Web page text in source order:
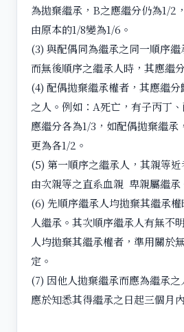
為拋棄繼承，B之應繼分仍為1/2
由原本的1/8變為1/6。
(3) 與配偶同為繼承之同一順序繼
而無後順序之繼承人時，其應繼
(4) 配偶拋棄繼承權者，其應繼
之人。例如：A死亡，有子丙丁
應繼分各為1/3，如配偶拋棄繼承
更為各1/2。
(5) 第一順序之繼承人，其親等近
由次親等之直系血親 卑親屬繼承
(6) 先順序繼承人均拋棄其繼承
人繼承。其次順序繼承人有無不
人均拋棄其繼承權者，準用關於
定。
(7) 因他人拋棄繼承而應為繼承之
應於知悉其得繼承之日起三個月